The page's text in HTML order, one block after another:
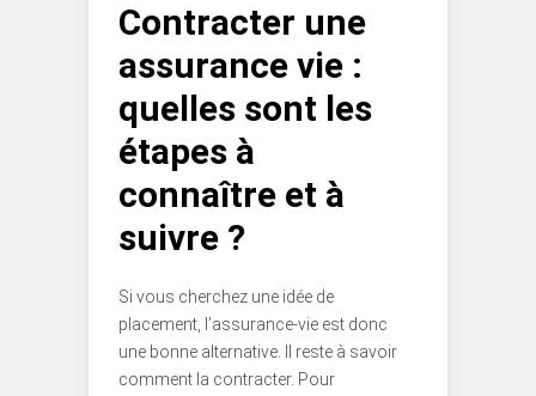
Contracter une
assurance vie :
quelles sont les
étapes à
connaître et à
suivre ?
Si vous cherchez une idée de
placement, l’assurance-vie est donc
une bonne alternative. Il reste à savoir
comment la contracter. Pour